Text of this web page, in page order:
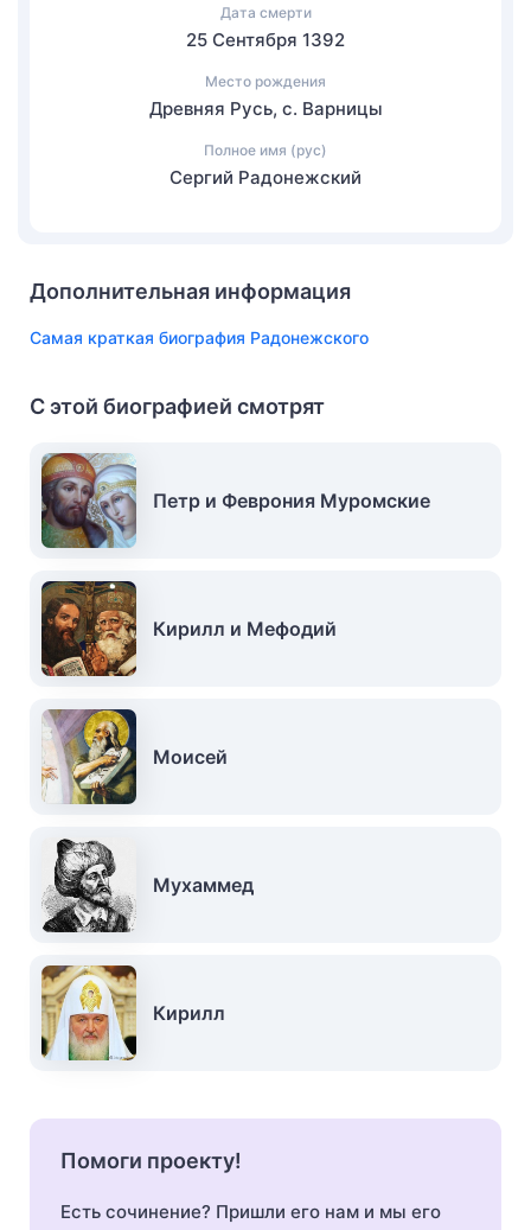
Дата смерти
25 Сентября 1392
Место рождения
Древняя Русь, с. Варницы
Полное имя (рус)
Сергий Радонежский
Дополнительная информация
Самая краткая биография Радонежского
С этой биографией смотрят
Петр и Феврония Муромские
Кирилл и Мефодий
Моисей
Мухаммед
Кирилл
Помоги проекту!
Есть сочинение? Пришли его нам и мы его